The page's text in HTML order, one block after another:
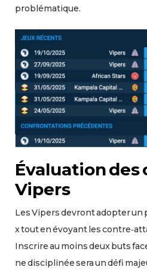
problématique.
Évaluation des
Vipers
Les Vipers devront adopter un
x tout en évoyant les
Inscrire au moins deux buts
ne disciplinée sera un défi